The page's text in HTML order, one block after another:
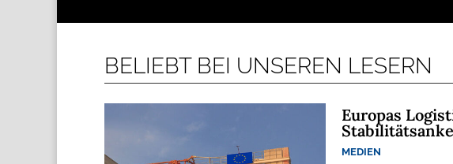
BELIEBT BEI UNSEREN LESERN
Europas
MEDIEN